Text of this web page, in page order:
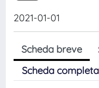
2021-01-01
Scheda breve
Scheda